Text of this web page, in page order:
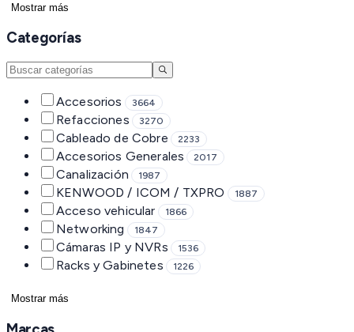
Mostrar más
Categorías
Accesorios 3664
Refacciones 3270
Cableado de Cobre 2233
Accesorios Generales 2017
Canalización 1987
KENWOOD / ICOM / TXPRO 1887
Acceso vehicular 1866
Networking 1847
Cámaras IP y NVRs 1536
Racks y Gabinetes 1226
Mostrar más